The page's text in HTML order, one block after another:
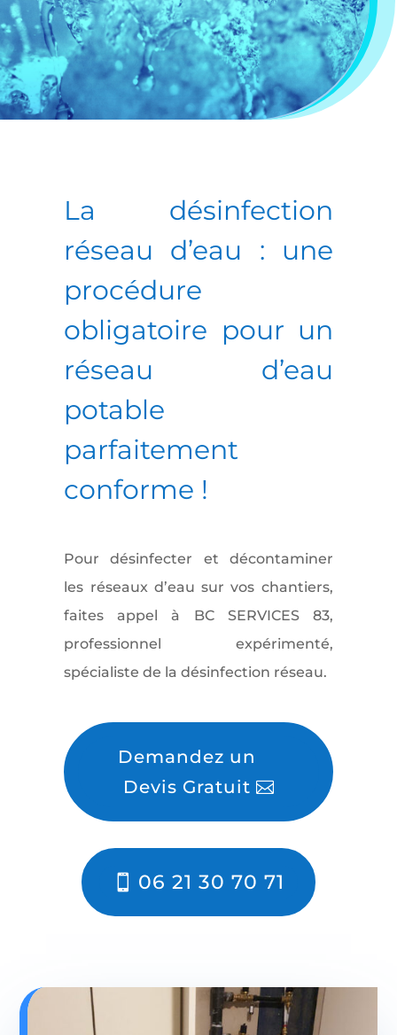
La désinfection
réseau d’eau : une
procédure
obligatoire pour un
réseau d’eau
potable
parfaitement
conforme !
Pour désinfecter et décontaminer
les réseaux d’eau sur vos chantiers,
faites appel à BC SERVICES 83,
professionnel expérimenté,
spécialiste de la désinfection réseau.
Demandez un
Devis Gratuit
06 21 30 70 71